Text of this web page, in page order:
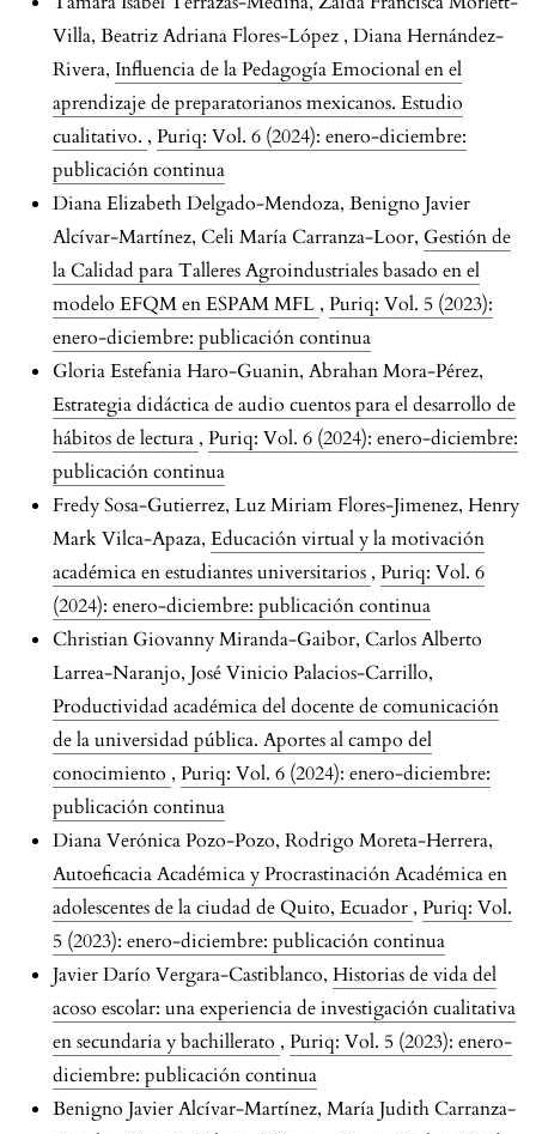
Villa, Beatriz Adriana Flores-López , Diana Hernández-
Rivera, Influencia de la Pedagogía Emocional en el
aprendizaje de preparatorianos mexicanos. Estudio
cualitativo. , Puriq: Vol. 6 (2024): enero-diciembre:
publicación continua
Diana Elizabeth Delgado-Mendoza, Benigno Javier
Alcívar-Martínez, Celi María Carranza-Loor, Gestión de
la Calidad para Talleres Agroindustriales basado en el
modelo EFQM en ESPAM MFL , Puriq: Vol. 5 (2023):
enero-diciembre: publicación continua
Gloria Estefania Haro-Guanin, Abrahan Mora-Pérez,
Estrategia didáctica de audio cuentos para el desarrollo de
hábitos de lectura , Puriq: Vol. 6 (2024): enero-diciembre:
publicación continua
Fredy Sosa-Gutierrez, Luz Miriam Flores-Jimenez, Henry
Mark Vilca-Apaza, Educación virtual y la motivación
académica en estudiantes universitarios , Puriq: Vol. 6
(2024): enero-diciembre: publicación continua
Christian Giovanny Miranda-Gaibor, Carlos Alberto
Larrea-Naranjo, José Vinicio Palacios-Carrillo,
Productividad académica del docente de comunicación
de la universidad pública. Aportes al campo del
conocimiento , Puriq: Vol. 6 (2024): enero-diciembre:
publicación continua
Diana Verónica Pozo-Pozo, Rodrigo Moreta-Herrera,
Autoeficacia Académica y Procrastinación Académica en
adolescentes de la ciudad de Quito, Ecuador , Puriq: Vol.
5 (2023): enero-diciembre: publicación continua
Javier Darío Vergara-Castiblanco, Historias de vida del
acoso escolar: una experiencia de investigación cualitativa
en secundaria y bachillerato , Puriq: Vol. 5 (2023): enero-
diciembre: publicación continua
Benigno Javier Alcívar-Martínez, María Judith Carranza-